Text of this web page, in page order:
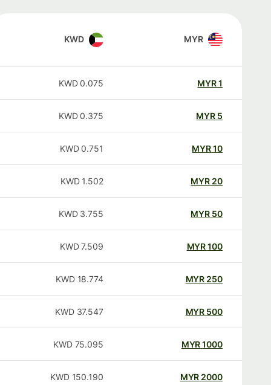
MYR
KWD
MYR
0.075
KWD
MYR
0.375
KWD
MYR
0.751
KWD
20
MYR
1.502
KWD
50
MYR
3.755
KWD
100
MYR
7.509
KWD
250
MYR
18.774
KWD
500
MYR
37.547
KWD
1000
MYR
75.095
KWD
2000
MYR
150.190
KWD